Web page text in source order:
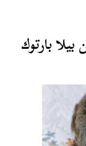
بارتوك